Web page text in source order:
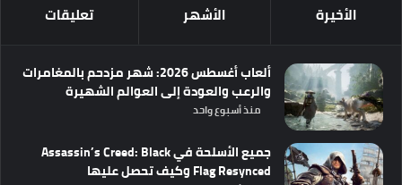
الأخيرة الأشهر تعليقات
ألعاب أغسطس 2026: شهر مزدحم بالمغامرات
والرعب والعودة إلى العوالم الشهيرة
منذ أسبوع واحد
جميع الأسلحة في Assassin’s Creed: Black
Flag Resynced وكيف تحصل عليها